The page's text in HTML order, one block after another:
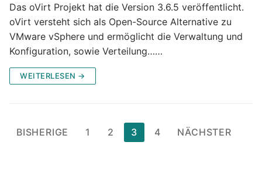
Das oVirt Projekt hat die Version 3.6.5 veröffentlicht.
oVirt versteht sich als Open-Source Alternative zu
VMware vSphere und ermöglicht die Verwaltung und
Konfiguration, sowie Verteilung……
WEITERLESEN →
Seitennummerierung
BISHERIGE 1 2 3 4 NÄCHSTER